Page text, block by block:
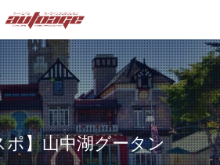
ポ】山中湖グータン